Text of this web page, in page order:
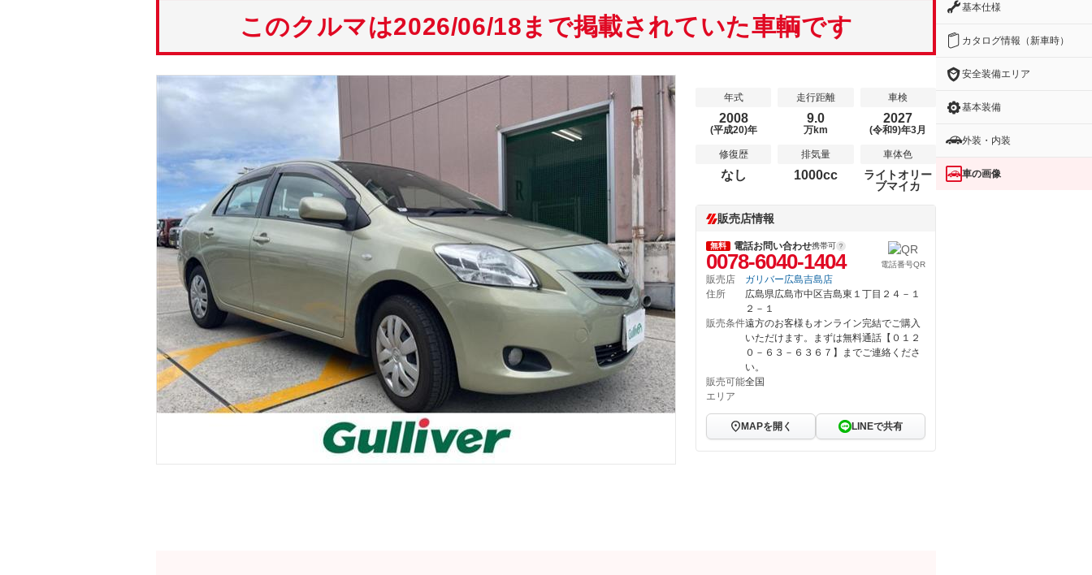
このクルマは2026/06/18まで掲載されていた車輌です
年式
2008
(平成20)年
走行距離
9.0
万km
車検
2027
(令和9)年3月
修復歴
なし
排気量
1000cc
車体色
ライトオリー
ブマイカ
販売店情報
無料 電話お問い合わせ携帯可
0078-6040-1404 電話番号QR
販売店
ガリバー広島吉島店
住所
広島県広島市中区吉島東１丁目２４－１
２－１
販売条件遠方のお客様もオンライン完結でご購入
いただけます。まずは無料通話【０１２
０－６３－６３６７】までご連絡くださ
い。
販売可能
エリア
全国
MAPを開く LINEで共有
基本仕様
カタログ情報（新車時）
安全装備エリア
基本装備
外装・内装
車の画像